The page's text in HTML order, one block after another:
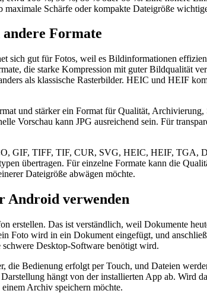
Schärfe oder kompakte Dateigröße
Formate
sich gut für Fotos, weil es Bildinformationen
die starke Kompression mit guter Bildqualität
als klassische Rasterbilder. HEIC und HEIF
und stärker ein Format für Qualität,
Vorschau kann JPG ausreichend sein. Für
GIF, TIFF, TIF, CUR, SVG, HEIC, HEIF,
übertragen. Für einzelne Formate kann die
Dateigröße abwägen möchte.
Android verwenden
Das ist verständlich, weil Dokumente
Foto wird in ein Dokument eingefügt, und
Desktop-Software benötigt wird.
Bedienung erfolgt per Touch, und Dateien
hängt von der installierten App ab. Wird
Archiv speichern möchte.